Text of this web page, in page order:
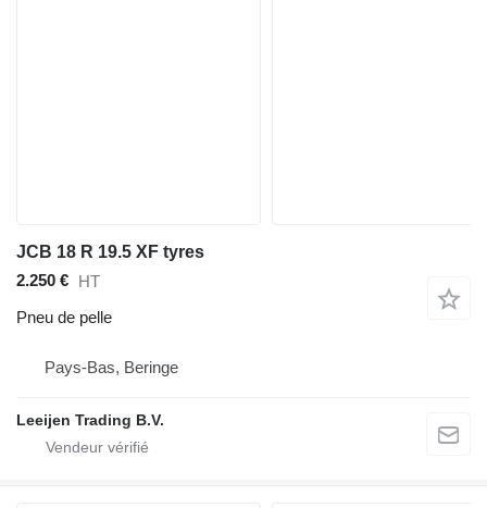
JCB 18 R 19.5 XF tyres
2.250 € HT
Pneu de pelle
Pays-Bas, Beringe
Leeijen Trading B.V.